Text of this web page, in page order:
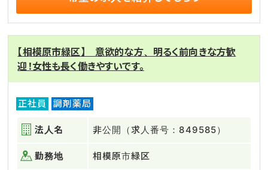
【相模原市緑区】 意欲的な方、明るく前向きな方歓
迎！女性も長く働きやすいです。
正社員 調剤薬局
法人名 非公開（求人番号：849585）
勤務地 相模原市緑区